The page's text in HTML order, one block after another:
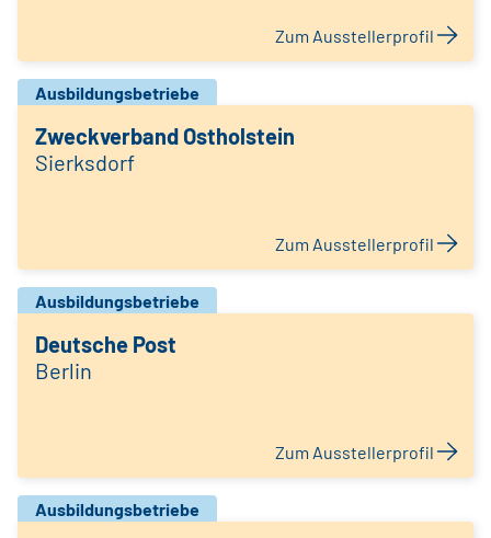
Zum Ausstellerprofil
Ausbildungsbetriebe
Zweckverband Ostholstein
Sierksdorf
Zum Ausstellerprofil
Ausbildungsbetriebe
Deutsche Post
Berlin
Zum Ausstellerprofil
Ausbildungsbetriebe